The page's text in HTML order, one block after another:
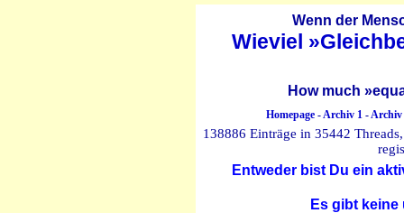
Wenn der
Wieviel
How much
Homepage-Archiv 1-Archiv
138886 Einträge in 35442
Entweder bist Du ein
Es gibt